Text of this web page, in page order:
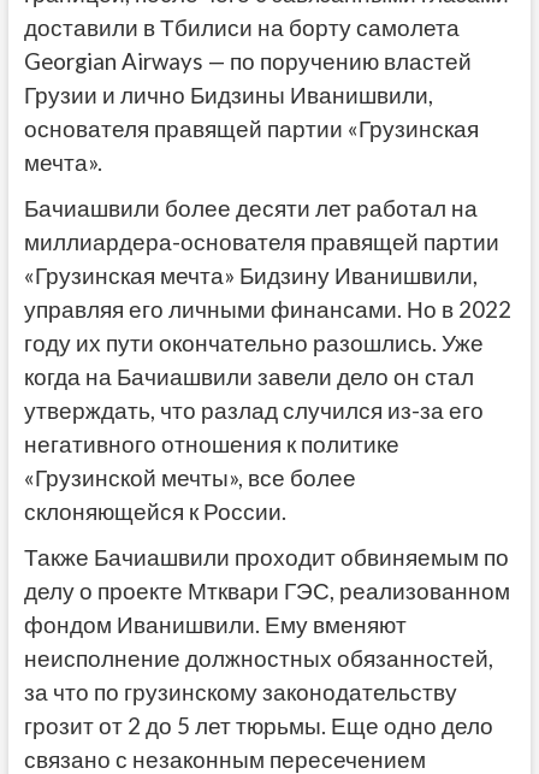
доставили в Тбилиси на борту самолета
Georgian Airways — по поручению властей
Грузии и лично Бидзины Иванишвили,
основателя правящей партии «Грузинская
мечта».
Бачиашвили более десяти лет работал на
миллиардера-основателя правящей партии
«Грузинская мечта» Бидзину Иванишвили,
управляя его личными финансами. Но в 2022
году их пути окончательно разошлись. Уже
когда на Бачиашвили завели дело он стал
утверждать, что разлад случился из-за его
негативного отношения к политике
«Грузинской мечты», все более
склоняющейся к России.
Также Бачиашвили проходит обвиняемым по
делу о проекте Мтквари ГЭС, реализованном
фондом Иванишвили. Ему вменяют
неисполнение должностных обязанностей,
за что по грузинскому законодательству
грозит от 2 до 5 лет тюрьмы. Еще одно дело
связано с незаконным пересечением